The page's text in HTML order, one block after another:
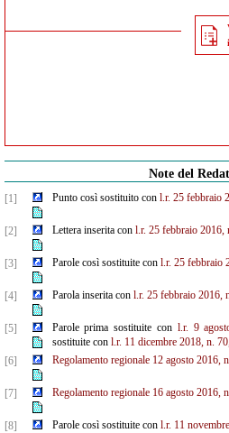
Note del
[1] Punto così sostituito con l.r. 25 febbraio
[2] Lettera inserita con l.r. 25 febbraio 2016,
[3] Parole così sostituite con l.r. 25 febbraio
[4] Parola inserita con l.r. 25 febbraio 2016,
[5] Parole prima sostituite con l.r. 9
sostituite con l.r. 11 dicembre 2018, n.
[6]
Regolamento regionale 12 agosto 2016,
[7] Regolamento regionale 16 agosto 2016,
[8] Parole così sostituite con l.r. 11